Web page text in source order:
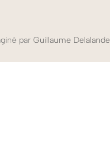
parGuillaume Delalande